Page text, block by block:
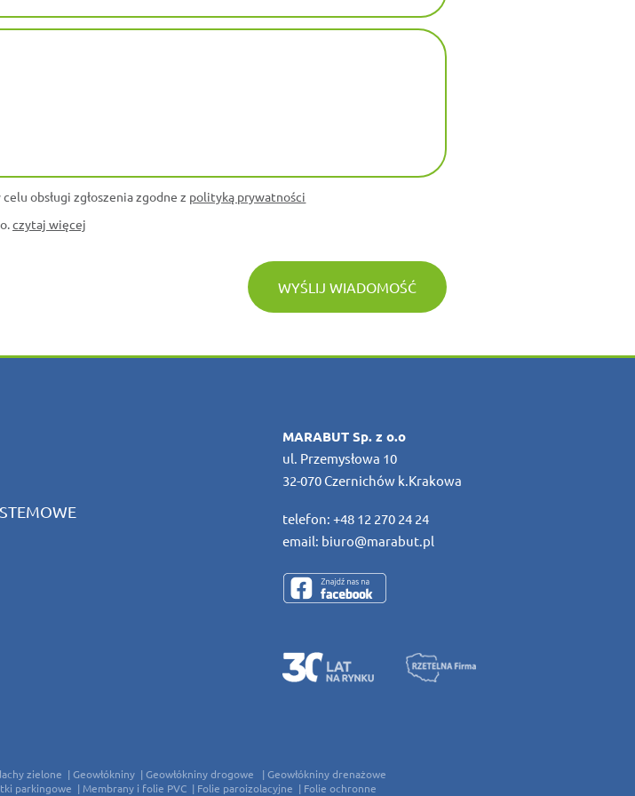
obsługi zgłoszenia zgodne z polityką prywatności
czytaj więcej
WYŚLIJ WIADOMOŚĆ
MARABUT Sp. z o.o
ul. Przemysłowa 10
32-070 Czernichów k.Krakowa
telefon:+48 12 270 24 24
email: biuro@marabut.pl
zielone Geowłókniny Geowłókniny drogowe
Geowłókniny drenażowe
parkingowe Membrany i folie PVC Folie paroizolacyjne
Folie ochronne